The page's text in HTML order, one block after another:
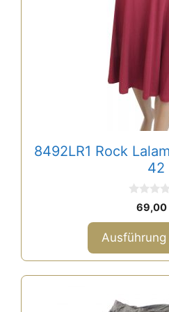
8492LR1 Rock
42
o
n
5
69,00
werden